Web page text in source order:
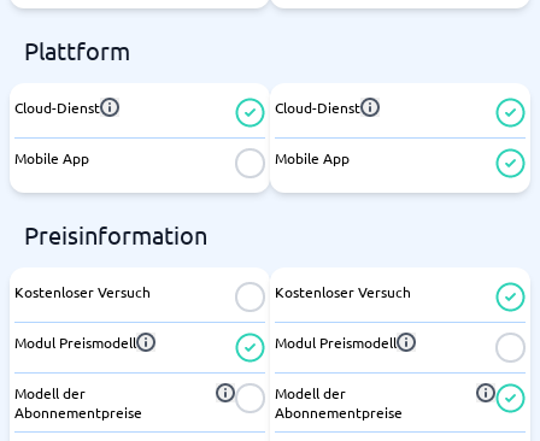
Plattform
Cloud-Dienst
Mobile App
Cloud-Dienst
Mobile App
Preisinformation
Kostenloser Versuch
Modul Preismodell
Modell der
Abonnementpreise
Kostenloser Versuch
Modul Preismodell
Modell der
Abonnementpreise